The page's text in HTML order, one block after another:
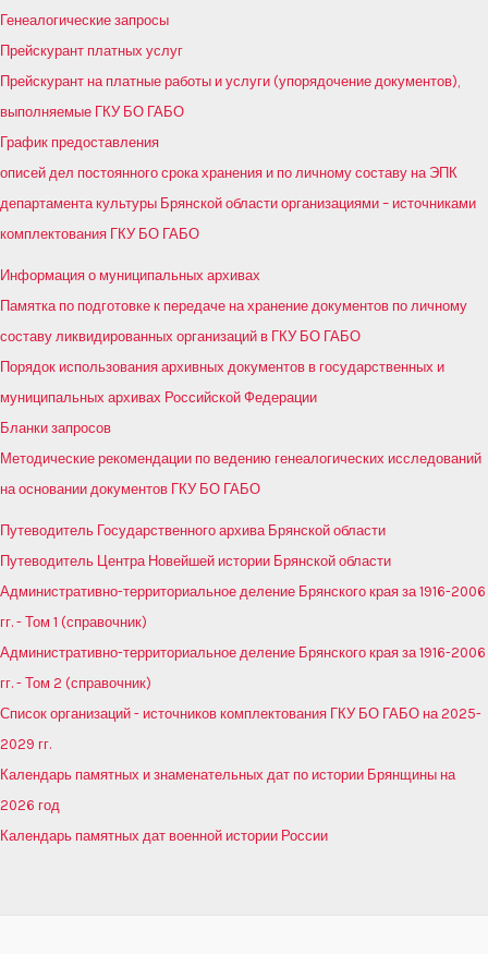
Генеалогические запросы
Прейскурант платных услуг
Прейскурант на платные работы и услуги (упорядочение документов),
выполняемые ГКУ БО ГАБО
График предоставления
описей дел постоянного срока хранения и по личному составу на ЭПК
департамента культуры Брянской области организациями – источниками
комплектования ГКУ БО ГАБО
Информация о муниципальных архивах
Памятка по подготовке к передаче на хранение документов по личному
составу ликвидированных организаций в ГКУ БО ГАБО
Порядок использования архивных документов в государственных и
муниципальных архивах Российской Федерации
Бланки запросов
Методические рекомендации по ведению генеалогических исследований
на основании документов ГКУ БО ГАБО
Путеводитель Государственного архива Брянской области
Путеводитель Центра Новейшей истории Брянской области
Административно-территориальное деление Брянского края за 1916-2006
гг. - Том 1 (справочник)
Административно-территориальное деление Брянского края за 1916-2006
гг. - Том 2 (справочник)
Список организаций - источников комплектования ГКУ БО ГАБО на 2025-
2029 гг.
Календарь памятных и знаменательных дат по истории Брянщины на
2026 год
Календарь памятных дат военной истории России